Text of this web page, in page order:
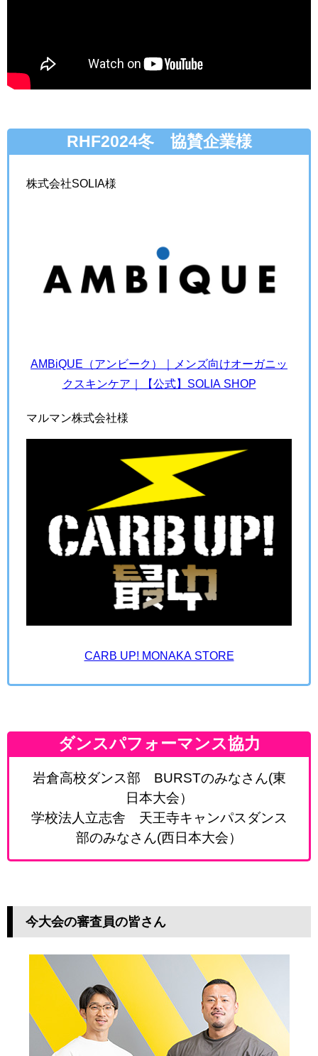
RHF2024冬 協賛企業様
株式会社SOLIA様
AMBiQUE（アンビーク）｜メンズ向けオーガニッ
クスキンケア｜【公式】SOLIA SHOP
マルマン株式会社様
CARB UP! MONAKA STORE
ダンスパフォーマンス協力
岩倉高校ダンス部 BURSTのみなさん(東
日本大会）
学校法人立志舎 天王寺キャンパスダンス
部のみなさん(西日本大会）
今大会の審査員の皆さん